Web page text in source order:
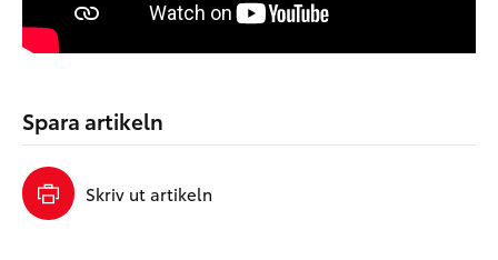
Spara artikeln
Skriv ut artikeln